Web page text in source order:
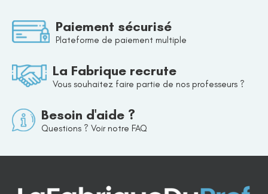
Paiement sécurisé
Plateforme de paiement multiple
La Fabrique recrute
Vous souhaitez faire partie de nos professeurs ?
Besoin d'aide ?
Questions ? Voir notre FAQ